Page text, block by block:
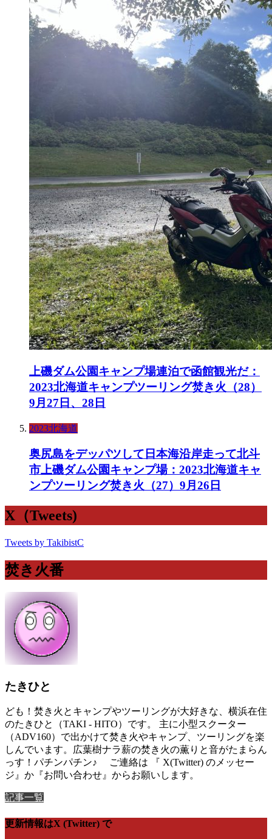
上磯ダム公園キャンプ場連泊で函館観光だ：
2023北海道キャンプツーリング焚き火（28）
9月27日、28日
2023北海道
奥尻島をデッパツして日本海沿岸走って北斗
市上磯ダム公園キャンプ場：2023北海道キャ
ンプツーリング焚き火（27）9月26日
X（Tweets)
Tweets by TakibistC
焚き火番
たきひと
ども！焚き火とキャンプやツーリングが大好きな、横浜在住
のたきひと（TAKI - HITO）です。 主に小型スクーター
（ADV160）で出かけて焚き火やキャンプ、ツーリングを楽
しんでいます。広葉樹ナラ薪の焚き火の薫りと音がたまらん
っす！パチンパチン♪ ご連絡は 『 X(Twitter) のメッセー
ジ』か『お問い合わせ』からお願いします。
記事一覧
更新情報はX (Twitter) で